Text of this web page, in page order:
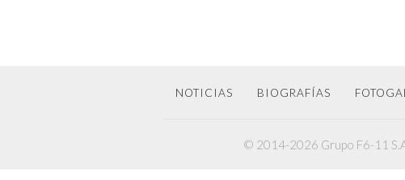
NOTICIAS BIOGRAFÍAS
© 2014-2026 Grupo F6-11